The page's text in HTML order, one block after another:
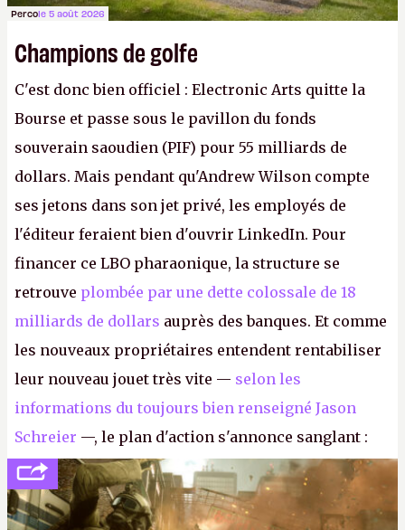
Percole 5 août 2026
Champions de golfe
C'est donc bien officiel : Electronic Arts quitte la
Bourse et passe sous le pavillon du fonds
souverain saoudien (PIF) pour 55 milliards de
dollars. Mais pendant qu'Andrew Wilson compte
ses jetons dans son jet privé, les employés de
l'éditeur feraient bien d'ouvrir LinkedIn. Pour
financer ce LBO pharaonique, la structure se
retrouve plombée par une dette colossale de 18
milliards de dollars auprès des banques. Et comme
les nouveaux propriétaires entendent rentabiliser
leur nouveau jouet très vite — selon les
informations du toujours bien renseigné Jason
Schreier —, le plan d'action s'annonce sanglant :
réductions de coûts drastiques, fermetures de
studios et licenciements massifs. En gros, essorer
FCetBattlefield, puis virer le reste.P.